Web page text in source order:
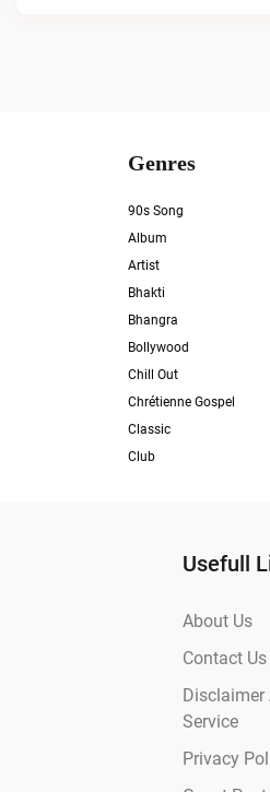
Genres
90s Song
Album
Artist
Bhakti
Bhangra
Bollywood
Chill Out
Chrétienne Gospel
Classic
Club
Usefull
About Us
Contact Us
Disclaimer
Service
Privacy